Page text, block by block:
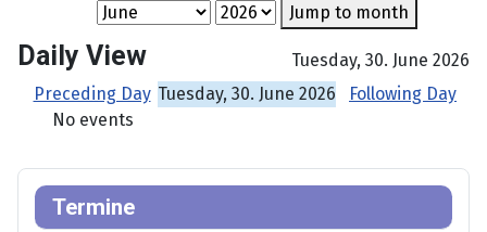
Jump to month
Daily View
Tuesday, 30. June 2026
Preceding Day Tuesday, 30. June 2026
Following Day
No events
Termine